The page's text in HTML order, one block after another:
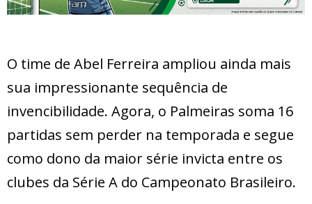
O time de Abel Ferreira ampliou ainda mais
sua impressionante sequência de
invencibilidade. Agora, o Palmeiras soma 16
partidas sem perder na temporada e segue
como dono da maior série invicta entre os
clubes da Série A do Campeonato Brasileiro.